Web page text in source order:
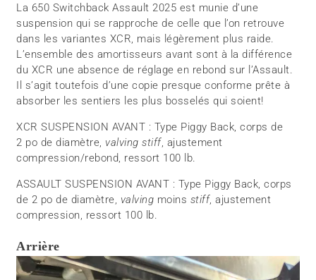
La 650 Switchback Assault 2025 est munie d’une
suspension qui se rapproche de celle que l’on retrouve
dans les variantes XCR, mais légèrement plus raide.
L’ensemble des amortisseurs avant sont à la différence
du XCR une absence de réglage en rebond sur l’Assault.
Il s’agit toutefois d’une copie presque conforme prête à
absorber les sentiers les plus bosselés qui soient!
XCR SUSPENSION AVANT : Type Piggy Back, corps de
2 po de diamètre, valving stiff, ajustement
compression/rebond, ressort 100 lb.
ASSAULT SUSPENSION AVANT : Type Piggy Back, corps
de 2 po de diamètre, valving moins stiff, ajustement
compression, ressort 100 lb.
Arrière